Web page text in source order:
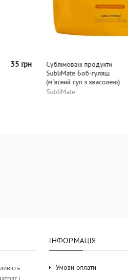
340 грн
Сушені продукти James
Cook Кус-кус з куркою та
овочами
James Cook
і
ІНФОРМАЦІЯ
Умови оплати